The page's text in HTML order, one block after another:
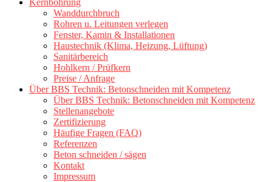
Kernbohrung
Wanddurchbruch
Rohren u. Leitungen verlegen
Fenster, Kamin & Installationen
Haustechnik (Klima, Heizung, Lüftung)
Sanitärbereich
Hohlkern / Prüfkern
Preise / Anfrage
Über BBS Technik: Betonschneiden mit Kompetenz
Über BBS Technik: Betonschneiden mit Kompetenz
Stellenangebote
Zertifizierung
Häufige Fragen (FAQ)
Referenzen
Beton schneiden / sägen
Kontakt
Impressum